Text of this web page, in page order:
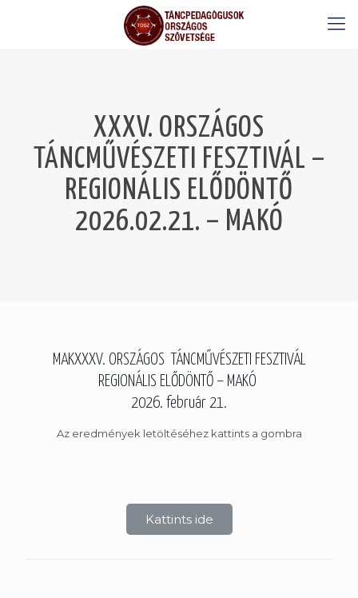
XXXV. ORSZÁGOS
TÁNCMŰVÉSZETI FESZTIVÁL –
REGIONÁLIS ELŐDÖNTŐ
2026.02.21. – MAKÓ
MAKXXXV. ORSZÁGOS TÁNCMŰVÉSZETI FESZTIVÁL
REGIONÁLIS ELŐDÖNTŐ – MAKÓ
2026. február 21.
Az eredmények letöltéséhez kattints a gombra
Kattints ide